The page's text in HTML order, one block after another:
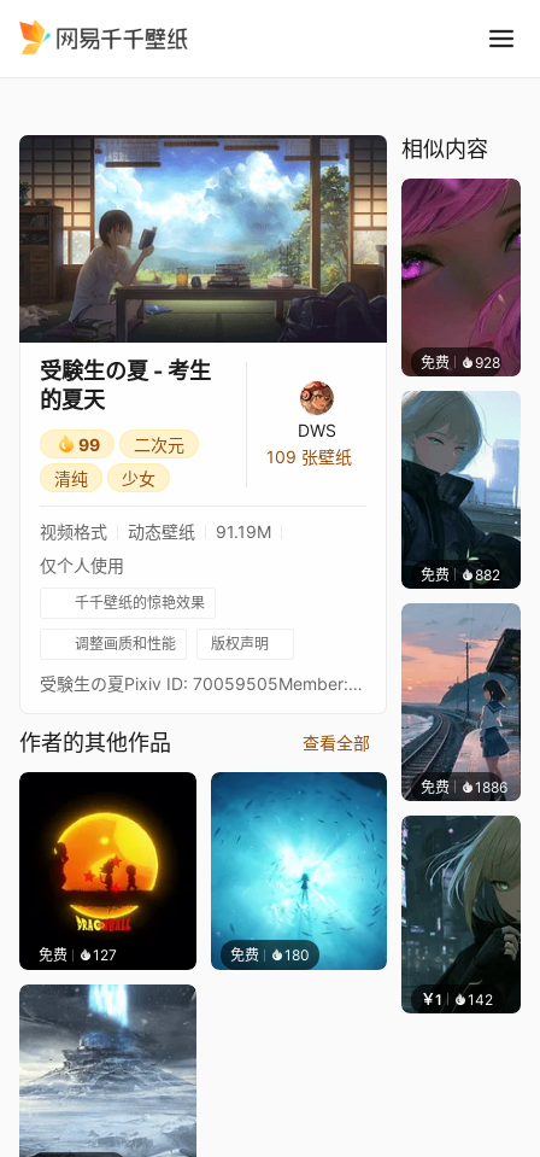
受験生の夏 - 考生
的夏天
99
二次元
清纯
少女
DWS
109 张壁纸
视频格式 动态壁纸
91.19M
仅个人使用
千千壁纸的惊艳效果
调整画质和性能 版权声明
受験生の夏Pixiv ID: 70059505Member: 杉８７https://www.pixiv.net/member_illust.php?mode=medium&illust_id=70059505
作者的其他作品 查看全部
免费 127 免费 180
相似内容
免费 928辰东
免费 882辰东
免费 1886辰东
￥1 142